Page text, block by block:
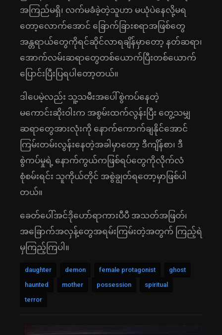
အကြည်မရှိ၊ လက်မခံခဲ့တဲ့သူဟာ မယုံပဲနေလို့မရ
တော့လောက်အောင် ခြောက်ခြားစရာအဖြစ်တွေ
အန္တရာယ်တွေကိုရင်ဆိုင်လာရချိန်မှာတော့ နတ်ဆရာ၊
အောက်လမ်းဆရာတွေတစ်ယောက်ပြီးတစ်ယောက်
ပြောင်းပြီးပြရပါတော့တယ်။
ဒါပေမဲ့လည်း သူ့သမီးအပေါ်စွဲကပ်နေတဲ့
မကောင်းဆိုးဝါးက အစွမ်းထက်လွန်းပြီး တွေ့သမျှ
ဆရာတွေအားလုံးကို နောက်ကောက်ချနိုင်အောင်
ကြမ်းတမ်းလွန်းနေတဲ့အခါမှာတော့ ဒီကျိန်စာ၊ ဒီ
စွဲကပ်မှုရဲ့ နောက်ကွယ်ကဖြစ်ရပ်တွေကိုလိုက်လံ
စုံစမ်းရင်း သူကိုယ်တိုင် အစွဲချွတ်ရတော့မှာဖြစ်ပါ
တယ်။
ခေတ်ပေါ်အင်ဒိုဟော်ရာကားပီပီ အသတ်အဖြတ်၊
အခြောက်အလှန့်တွေအရမ်းကြမ်းတဲ့အတွက် ကြည့်ရဲ
မှကြည့်ကြပါ။
daughter demon female protagonist
ghost
haunted
mother possession
spiritual
terror